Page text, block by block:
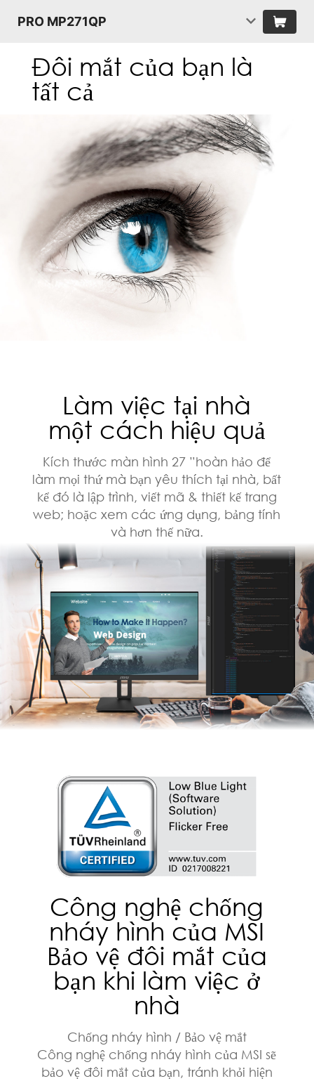
PRO MP271QP
Đôi mắt của bạn là
tất cả
Làm việc tại nhà
một cách hiệu quả
Kích thước màn hình 27 ”hoàn hảo để
làm mọi thứ mà bạn yêu thích tại nhà, bất
kể đó là lập trình, viết mã & thiết kế trang
web; hoặc xem các ứng dụng, bảng tính
và hơn thế nữa.
Công nghệ chống
nháy hình của MSI
Bảo vệ đôi mắt của
bạn khi làm việc ở
nhà
Chống nháy hình / Bảo vệ mắt
Công nghệ chống nháy hình của MSI sẽ
bảo vệ đôi mắt của bạn, tránh khỏi hiện